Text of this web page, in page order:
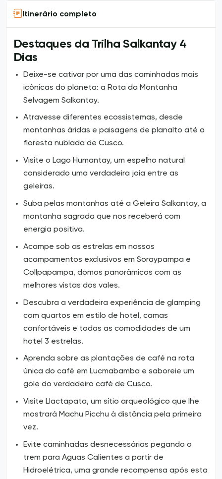
Itinerário completo
Destaques da Trilha Salkantay 4
Dias
Deixe-se cativar por uma das caminhadas mais
icônicas do planeta: a Rota da Montanha
Selvagem Salkantay.
Atravesse diferentes ecossistemas, desde
montanhas áridas e paisagens de planalto até a
floresta nublada de Cusco.
Visite o Lago Humantay, um espelho natural
considerado uma verdadeira joia entre as
geleiras.
Suba pelas montanhas até a Geleira Salkantay, a
montanha sagrada que nos receberá com
energia positiva.
Acampe sob as estrelas em nossos
acampamentos exclusivos em Soraypampa e
Collpapampa, domos panorâmicos com as
melhores vistas dos vales.
Descubra a verdadeira experiência de glamping
com quartos em estilo de hotel, camas
confortáveis e todas as comodidades de um
hotel 3 estrelas.
Aprenda sobre as plantações de café na rota
única do café em Lucmabamba e saboreie um
gole do verdadeiro café de Cusco.
Visite Llactapata, um sítio arqueológico que lhe
mostrará Machu Picchu à distância pela primeira
vez.
Evite caminhadas desnecessárias pegando o
trem para Aguas Calientes a partir de
Hidroelétrica, uma grande recompensa após esta